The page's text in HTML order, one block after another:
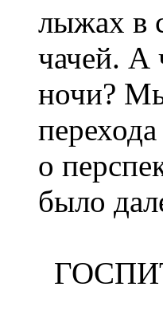
лыжах в
чачей. А
ночи?
о
было